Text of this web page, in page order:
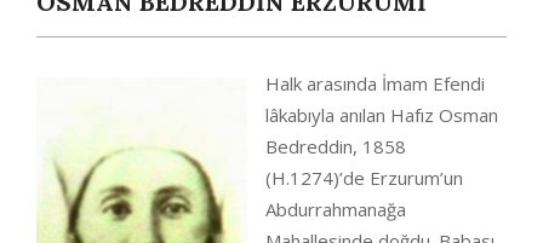
Halk arasında İmam Efendi
lâkabıyla anılan Hafız Osman
Bedreddin, 1858
(H.1274)’de Erzurum’un
Abdurrahmanağa